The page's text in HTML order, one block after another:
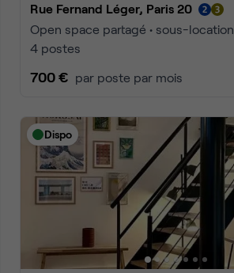
Rue Fernand Léger, Paris 20
Open space partagé • sous-location
4 postes
700 € par poste par mois
Dispo